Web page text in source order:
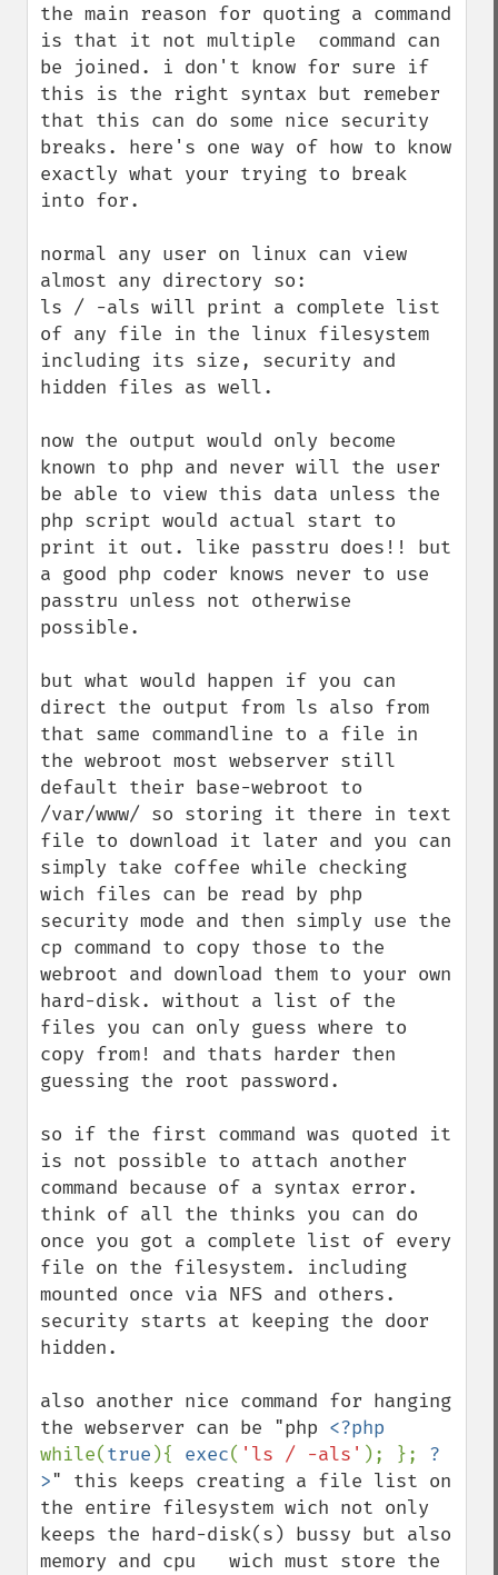
the main reason for quoting a command
is that it not multiple  command can
be joined. i don't know for sure if
this is the right syntax but remeber
that this can do some nice security
breaks. here's one way of how to know
exactly what your trying to break
into for.
normal any user on linux can view
almost any directory so:
ls / -als will print a complete list
of any file in the linux filesystem
including its size, security and
hidden files as well.
now the output would only become
known to php and never will the user
be able to view this data unless the
php script would actual start to
print it out. like passtru does!! but
a good php coder knows never to use
passtru unless not otherwise
possible.
but what would happen if you can
direct the output from ls also from
that same commandline to a file in
the webroot most webserver still
default their base-webroot to
/var/www/ so storing it there in text
file to download it later and you can
simply take coffee while checking
wich files can be read by php
security mode and then simply use the
cp command to copy those to the
webroot and download them to your own
hard-disk. without a list of the
files you can only guess where to
copy from! and thats harder then
guessing the root password.
so if the first command was quoted it
is not possible to attach another
command because of a syntax error.
think of all the thinks you can do
once you got a complete list of every
file on the filesystem. including
mounted once via NFS and others.
security starts at keeping the door
hidden.
also another nice command for hanging
the webserver can be "php
while(true ){ exec( 'ls / -als' ); }; ?
>" this keeps creating a file list on
the entire filesystem wich not only
keeps the hard-disk(s) bussy but also
memory and cpu   wich must store the